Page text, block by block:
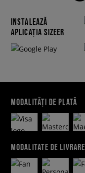
INSTALEAZĂ
APLICAȚIA SIZEER
MODALITĂȚI DE PLATĂ
MODALITATE DE LIVRARE